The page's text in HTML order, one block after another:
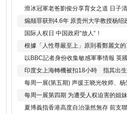
滑冰冠軍老爸劉俊分享育女之道 日子
煽颠罪获刑4.6年 原贵州大学教授杨绍
国际人权日 中国政府“放人“！
根據「人性尊嚴至上」原則看鄭麗文
以BBC記者身份收集敏感軍事情報 英
印度女上海轉機被扣18小時 指其出生
每周一展(第五期) 声援王晓光牧师、杨
每周一展第四期 为遭受人权迫害的姐
夏博義指香港高度自治蕩然無存 前支